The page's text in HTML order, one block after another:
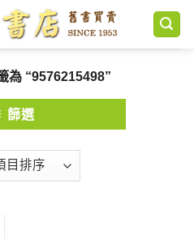
為 “9576215498”
篩選